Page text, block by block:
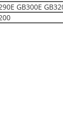
GB300E